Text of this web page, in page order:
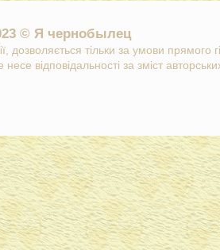
© Я чернобылец
дозволяється тільки за умови прямого
відповідальності за зміст